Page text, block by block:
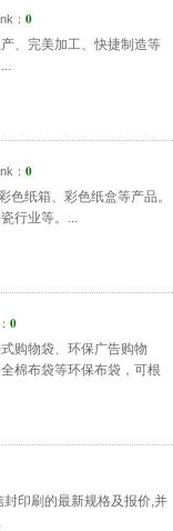
： 0
、完美加工、快捷制造等
： 0
色纸箱、彩色纸盒等产品。
行业等。
0
购物袋、环保广告购物
棉布袋等环保布袋，可根
印刷的最新规格及报价,并